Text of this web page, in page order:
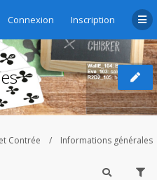
Connexion Inscription
Contrée Informations générales